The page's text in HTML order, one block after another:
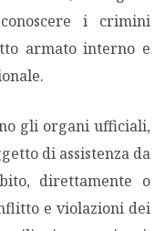
i crimini
armato interno e
gli organi ufficiali,
di assistenza da
direttamente o
e violazioni dei